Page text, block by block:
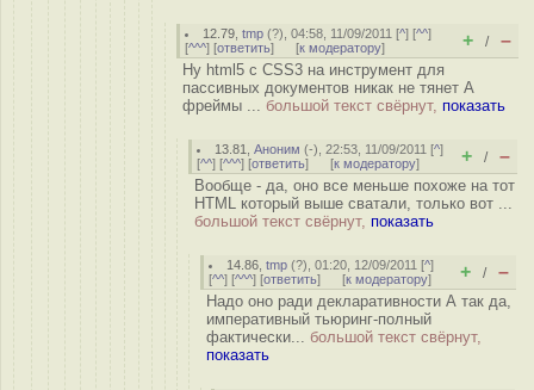
12.79 ,tmp (?), 04:58, 11/09/2011 [^] [^^]
[^^^] [ответить] [к модератору] + / –
Ну html5 с CSS3 на инструмент для
пассивных документов никак не тянет А
фреймы ... большой текст свёрнут, показать
13.81 ,Аноним (-), 22:53, 11/09/2011 [^]
[^^] [^^^] [ответить] [к модератору] + / –
Вообще - да, оно все меньше похоже на тот
HTML который выше сватали, только вот ...
большой текст свёрнут, показать
14.86 ,tmp (?), 01:20, 12/09/2011 [^]
[^^] [^^^] [ответить] [к модератору] + / –
Надо оно ради декларативности А так да,
императивный тьюринг-полный
фактически... большой текст свёрнут,
показать